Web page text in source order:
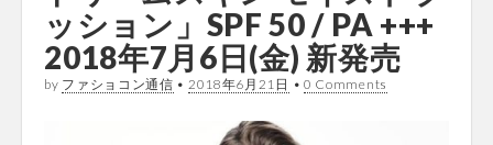
ッション」SPF 50 / PA +++
2018年7月6日(金) 新発売
by ファショコン通信 • 2018年6月21日 • 0 Comments